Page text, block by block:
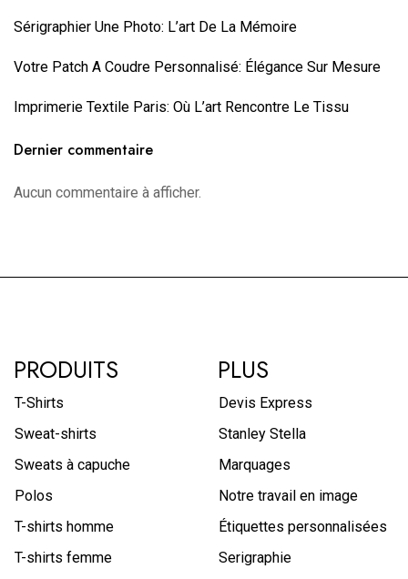
Sérigraphier Une Photo: L’art De La Mémoire
Votre Patch A Coudre Personnalisé: Élégance Sur Mesure
Imprimerie Textile Paris: Où L’art Rencontre Le Tissu
Dernier commentaire
Aucun commentaire à afficher.
PRODUITS
T-Shirts
Sweat-shirts
Sweats à capuche
Polos
T-shirts homme
T-shirts femme
PLUS
Devis Express
Stanley Stella
Marquages
Notre travail en image
Étiquettes personnalisées
Serigraphie